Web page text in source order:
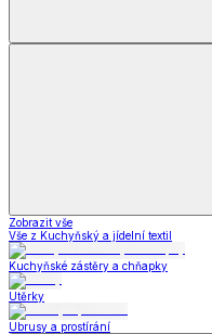
Zobrazit vše
Vše z Kuchyňský a jídelní textil
Kuchyňské zástěry a chňapky
Utěrky
Ubrusy a prostírání